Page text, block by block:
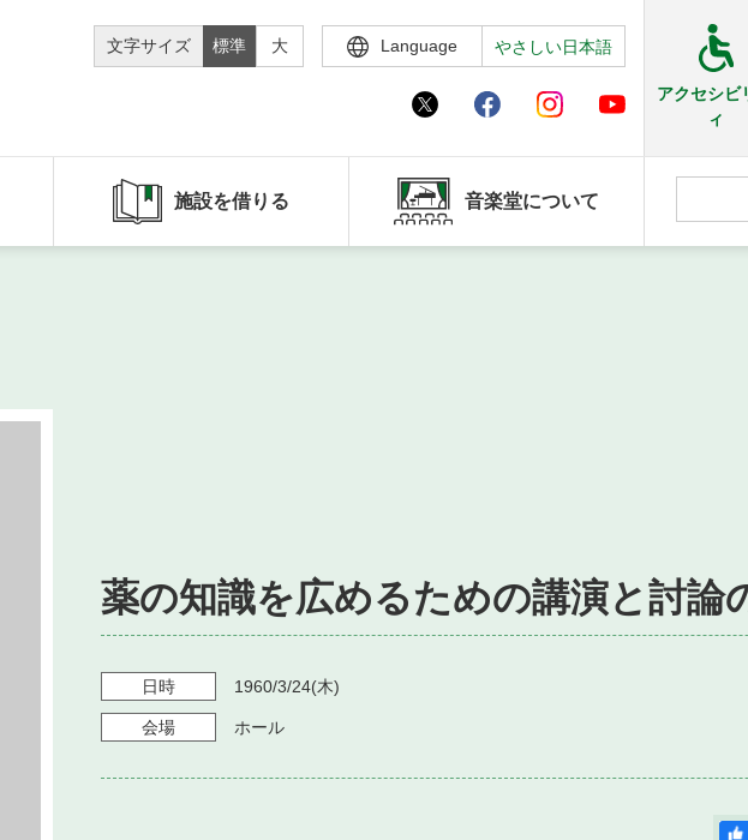
文字サイズ 標準 大 Language やさしい日本語
アクセシビ
ィ
施設を借りる 音楽堂について
薬の知識を広めるための講演と討論
日時 1960/3/24(木)
会場 ホール